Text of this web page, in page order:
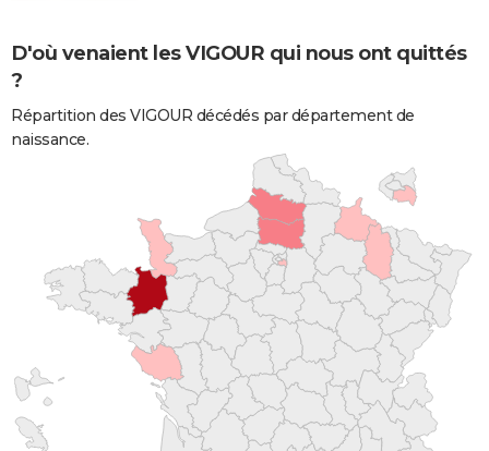
D'où venaient les VIGOUR qui nous ont quittés
?
Répartition des VIGOUR décédés par département de
naissance.